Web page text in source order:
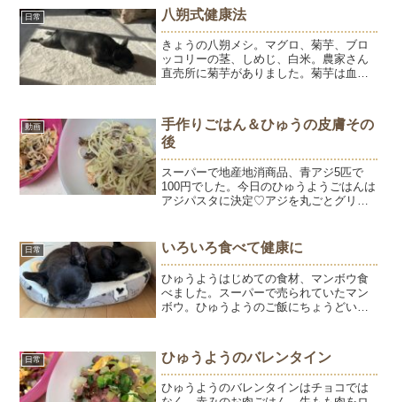
て嬉しいのと、そんなことをしていると1
日があっという間に終わ...
日常 八朔式健康法
きょうの八朔メシ。マグロ、菊芋、ブロ
ッコリーの茎、しめじ、白米。農家さん
直売所に菊芋がありました。菊芋は血糖
知られていますが、犬にも同様の効果が
あり、犬が食べてもOKな...
動画
手作りごはん＆ひゅうの皮膚その
後
スーパーで地産地消商品、青アジ5匹で
100円でした。今日のひゅうようごはんは
アジパスタに決定♡アジを丸ごとグリル
の鮭を入れて完成。ようが好きなごはん
です。いつもはスプー...
日常 いろいろ食べて健康に
ひゅうようはじめての食材、マンボウ食
べました。スーパーで売られていたマン
ボウ。ひゅうようのご飯にちょうどいい
ごま。人が食べられるものだし、白身魚
だし、ひゅうようは美味し...
日常 ひゅうようのバレンタイン
ひゅうようのバレンタインはチョコでは